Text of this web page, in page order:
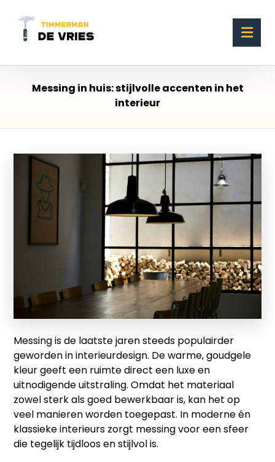
Messing in huis: stijlvolle accenten in het
interieur
Messing is de laatste jaren steeds populairder
geworden in interieurdesign. De warme, goudgele
kleur geeft een ruimte direct een luxe en
uitnodigende uitstraling. Omdat het materiaal
zowel sterk als goed bewerkbaar is, kan het op
veel manieren worden toegepast. In moderne én
klassieke interieurs zorgt messing voor een sfeer
die tegelijk tijdloos en stijlvol is.